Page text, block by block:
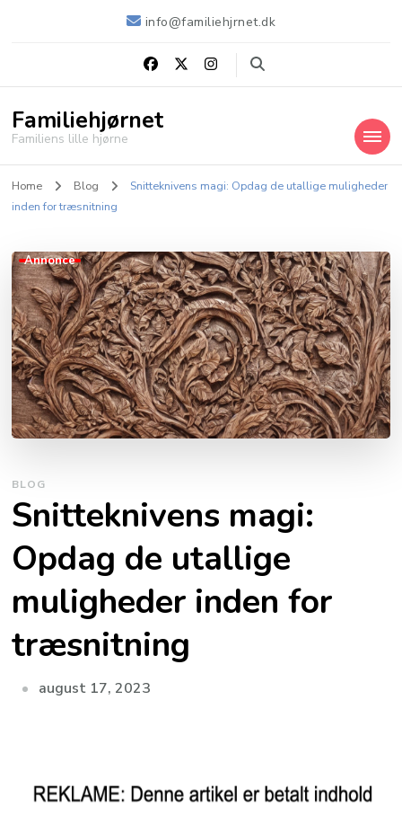
info@familiehjrnet.dk
Familiehjørnet
Familiens lille hjørne
Home Blog
Snitteknivens magi: Opdag de utallige muligheder
inden for træsnitning
Annonce
BLOG
Snitteknivens magi:
Opdag de utallige
muligheder inden for
træsnitning
august 17, 2023